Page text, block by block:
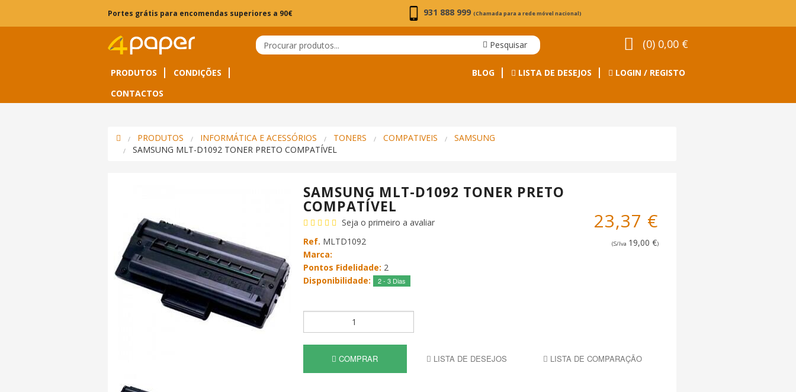
Portes grátis para encomendas superiores a 90€ 931 888 999 (Chamada para a rede móvel nacional)
(0) 0,00 €
Pesquisar
PRODUTOS
CONDIÇÕES
CONTACTOS
BLOG LISTA DE DESEJOS LOGIN / REGISTO
PRODUTOS INFORMÁTICA E ACESSÓRIOS TONERS COMPATIVEIS
SAMSUNG
SAMSUNG MLT-D1092 TONER PRETO COMPATÍVEL
SAMSUNG MLT-D1092 TONER PRETO
COMPATÍVEL
Seja o primeiro a avaliar
Ref. MLTD1092
Marca:
Pontos Fidelidade: 2
Disponibilidade:
2 - 3 Dias
23,37 €
(S/Iva 19,00 €)
COMPRAR LISTA DE DESEJOS LISTA DE COMPARAÇÃO